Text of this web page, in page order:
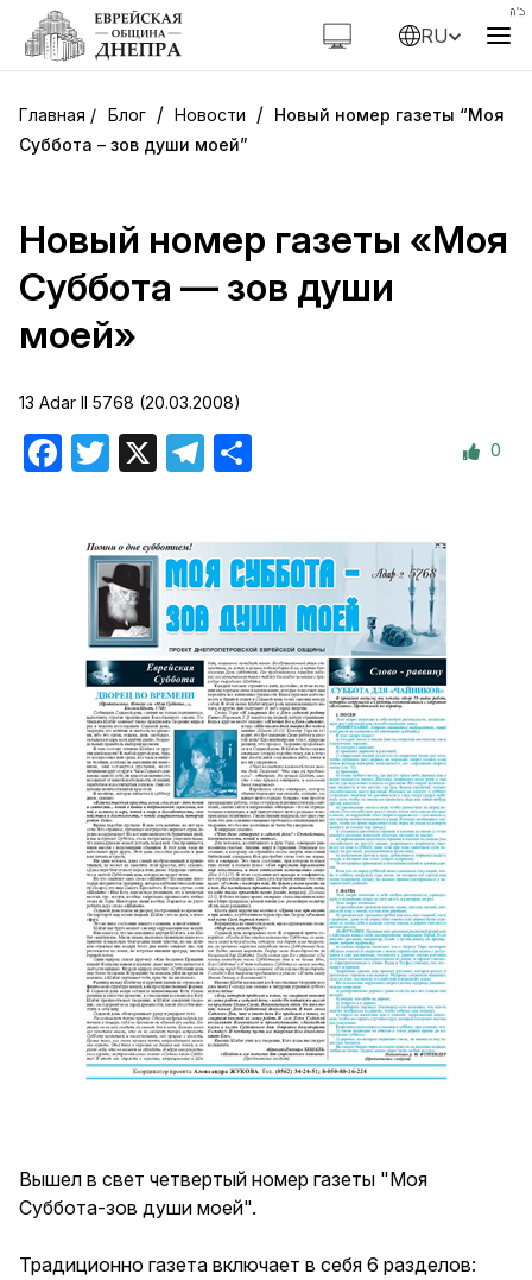
RU
Блог / Новости / Новый номер газеты “Моя
Суббота – зов души моей”
Новый номер газеты «Моя
Суббота — зов души
моей»
13 Adar II 5768 (20.03.2008)
Facebook
Twitter Telegram 0
Вышел в свет четвертый номер газеты "Моя
Суббота-зов души моей".
Традиционно газета включает в себя 6 разделов: